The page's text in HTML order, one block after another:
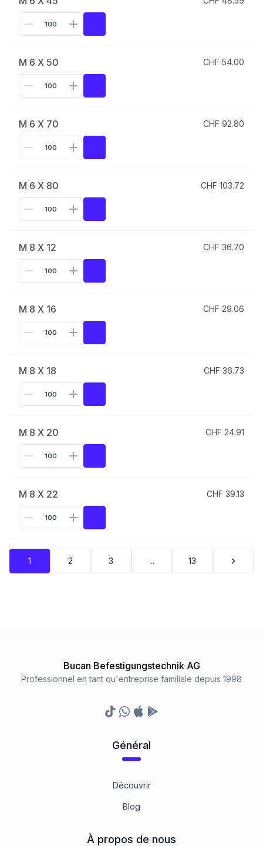
M 6 X 50 CHF 54.00
M 6 X 70 CHF 92.80
M 6 X 80 CHF 103.72
M 8 X 12 CHF 36.70
M 8 X 16 CHF 29.06
M 8 X 18 CHF 36.73
M 8 X 20 CHF 24.91
M 8 X 22 CHF 39.13
1 2 3 ... 13
Bucan Befestigungstechnik AG
Professionnel en tant qu'entreprise familiale depuis 1998
TikTokWhatsapp
Appstore
Google Play Store
Général
Découvrir
Blog
À propos de nous